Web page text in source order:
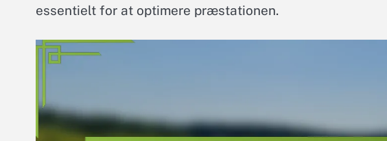
essentielt for at optimere præstationen.